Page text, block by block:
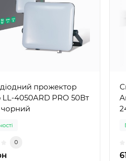
прожектор
4050ARD PRO 50Вт
0